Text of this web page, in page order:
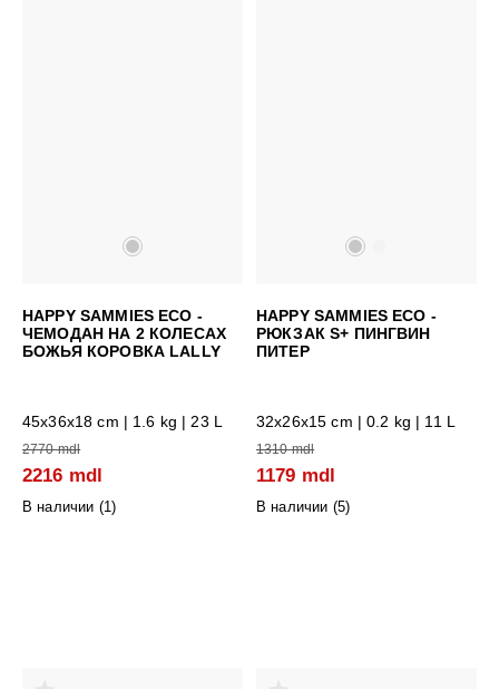
HAPPY SAMMIES ECO -
ЧЕМОДАН НА 2 КОЛЕСАХ
БОЖЬЯ КОРОВКА LALLY
45x36x18 cm | 1.6 kg | 23 L
2770 mdl
2216 mdl
В наличии (1)
HAPPY SAMMIES ECO -
РЮКЗАК S+ ПИНГВИН
ПИТЕР
32x26x15 cm | 0.2 kg | 11 L
1310 mdl
1179 mdl
В наличии (5)